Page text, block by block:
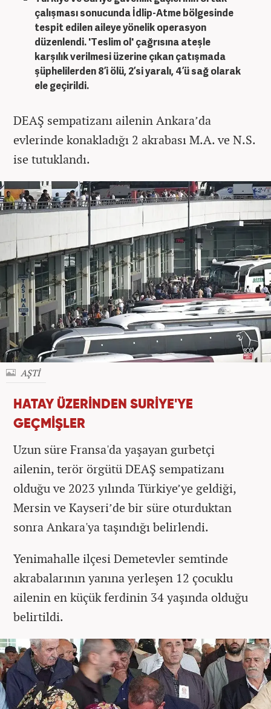
çalışması sonucunda İdlip-Atme bölgesinde
tespit edilen aileye yönelik operasyon
düzenlendi. 'Teslim ol' çağrısına ateşle
karşılık verilmesi üzerine çıkan çatışmada
şüphelilerden 8’i ölü, 2’si yaralı, 4’ü sağ olarak
ele geçirildi.
DEAŞ sempatizanı ailenin Ankara’da
evlerinde konakladığı 2 akrabası M.A. ve N.S.
ise tutuklandı.
AŞTİ
HATAY ÜZERİNDEN SURİYE'YE
GEÇMİŞLER
Uzun süre Fransa'da yaşayan gurbetçi
ailenin, terör örgütü DEAŞ sempatizanı
olduğu ve 2023 yılında Türkiye’ye geldiği,
Mersin ve Kayseri’de bir süre oturduktan
sonra Ankara'ya taşındığı belirlendi.
Yenimahalle ilçesi Demetevler semtinde
akrabalarının yanına yerleşen 12 çocuklu
ailenin en küçük ferdinin 34 yaşında olduğu
belirtildi.